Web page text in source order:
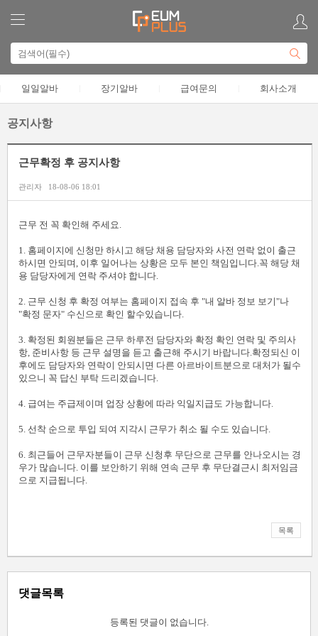
일일알바 장기알바 급여문의 회사소개
공지사항
근무확정 후 공지사항
관리자 18-08-06 18:01
본문
근무 전 꼭 확인해 주세요.
1. 홈페이지에 신청만 하시고 해당 채용 담당자와 사전 연락 없이 출근
하시면 안되며, 이후 일어나는 상황은 모두 본인 책임입니다.꼭 해당 채
용 담당자에게 연락 주셔야 합니다.
2. 근무 신청 후 확정 여부는 홈페이지 접속 후 "내 알바 정보 보기"나
"확정 문자" 수신으로 확인 할수있습니다.
3. 확정된 회원분들은 근무 하루전 담당자와 확정 확인 연락 및 주의사
항, 준비사항 등 근무 설명을 듣고 출근해 주시기 바랍니다.확정되신 이
후에도 담당자와 연락이 안되시면 다른 아르바이트분으로 대처가 될수
있으니 꼭 답신 부탁 드리겠습니다.
4. 급여는 주급제이며 업장 상황에 따라 익일지급도 가능합니다.
5. 선착 순으로 투입 되여 지각시 근무가 취소 될 수도 있습니다.
6. 최근들어 근무자분들이 근무 신청후 무단으로 근무를 안나오시는 경
우가 많습니다. 이를 보안하기 위해 연속 근무 후 무단결근시 최저임금
으로 지급됩니다.
목록
댓글목록
등록된 댓글이 없습니다.